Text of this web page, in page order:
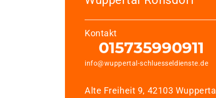
Kontakt
info@wuppertal-schluesseldienste.de
Alte Freiheit 9, 42103 Wuppertal